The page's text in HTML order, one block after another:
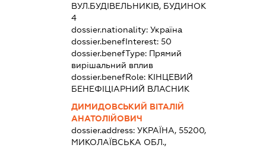
ВУЛ.БУДІВЕЛЬНИКІВ, БУДИНОК
4
dossier.nationality: Україна
dossier.benefInterest: 50
dossier.benefType: Прямий
вирішальний вплив
dossier.benefRole: КІНЦЕВИЙ
БЕНЕФІЦІАРНИЙ ВЛАСНИК
ДИМИДОВСЬКИЙ ВІТАЛІЙ
АНАТОЛІЙОВИЧ
dossier.address: УКРАЇНА, 55200,
МИКОЛАЇВСЬКА ОБЛ.,